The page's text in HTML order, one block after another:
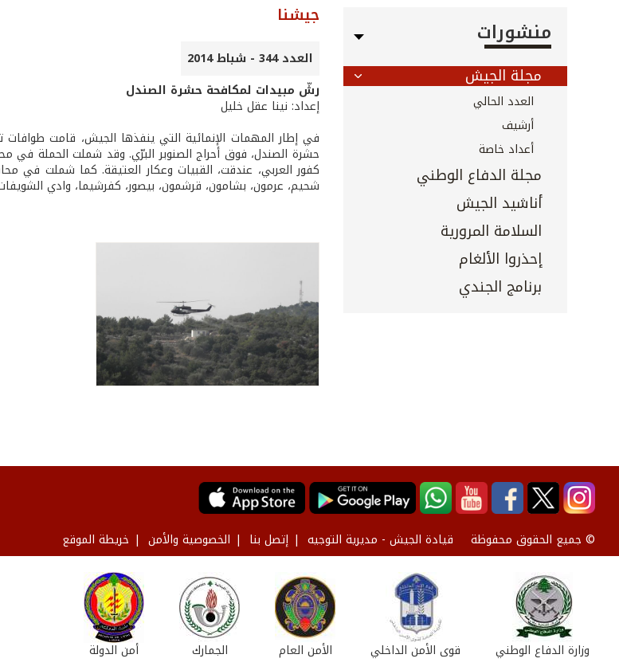
منشورات
مجلة الجيش
العدد الحالي
أرشيف
أعداد خاصة
مجلة الدفاع الوطني
أناشيد الجيش
السلامة المرورية
إحذروا الألغام
برنامج الجندي
جيشنا
العدد 344 - شباط 2014
رشّ مبيدات لمكافحة حشرة الصندل
إعداد: نينا عقل خليل
في إطار المهمات الإنمائية التي ينفذها الجيش، قامت طوافات
حشرة الصندل، فوق أحراج الصنوبر البرّي. وقد شملت الحملة في
كفور العربي، عندقت، القبيات وعكار العتيقة. كما شملت في
شحيم، عرمون، بشامون، قرشمون، بيصور، كفرشيما، وادي
© جميع الحقوق محفوظة قيادة الجيش - مديرية التوجيه إتصل بنا الخصوصية والأمن خريطة الموقع
أمن الدولة الجمارك الأمن العام قوى الأمن الداخلي وزارة الدفاع الوطني